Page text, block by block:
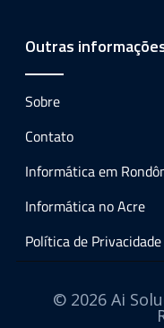
Outras
Sobre
Contato
Informática em
Informática no Acre
Política de Privacidade
© 2026 Ai